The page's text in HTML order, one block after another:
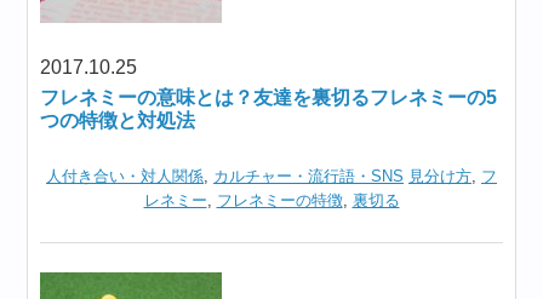
2017.10.25
フレネミーの意味とは？友達を裏切るフレネミーの5
つの特徴と対処法
人付き合い・対人関係, カルチャー・流行語・SNS 見分け方, フ
レネミー, フレネミーの特徴, 裏切る